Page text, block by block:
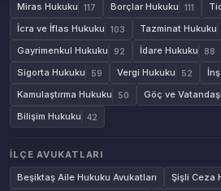
Miras Hukuku 117 Borçlar Hukuku 111
İcra ve İflas Hukuku 103 Tazminat Hukuku
Gayrimenkul Hukuku 92 İdare Hukuku 88
Sigorta Hukuku 59 Vergi Hukuku 52
Kamulaştırma Hukuku 50 Göç ve
Bilişim Hukuku 42
İLÇE AVUKATLARI
Beşiktaş Aile Hukuku Avukatları
Şişli Ceza